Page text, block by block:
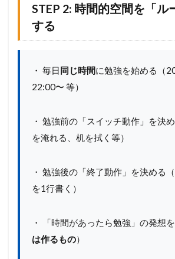
を
STEP 2: 時間的空間を「ル
する
・ 毎日同じ時間に勉強を始める（
22:00〜 等）
・ 勉強前の「スイッチ動作」を決
を淹れる、机を拭く等）
・ 勉強後の「終了動作」を決める
を1行書く）
・ 「時間があったら勉強」の発想
は作るもの）